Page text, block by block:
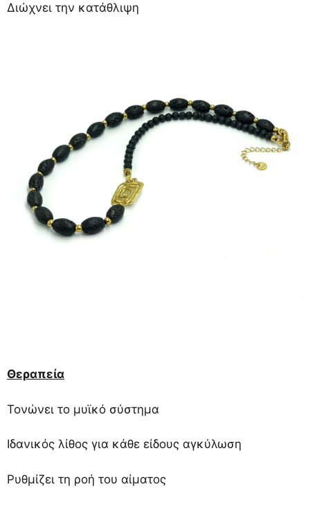
Διώχνει την κατάθλιψη
Θεραπεία
Τονώνει το μυϊκό σύστημα
Ιδανικός λίθος για κάθε είδους αγκύλωση
Ρυθμίζει τη ροή του αίματος